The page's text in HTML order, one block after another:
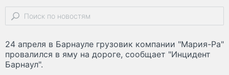
24 апреля в Барнауле грузовик компании "Мария-Ра"
провалился в яму на дороге, сообщает "Инцидент
Барнаул".